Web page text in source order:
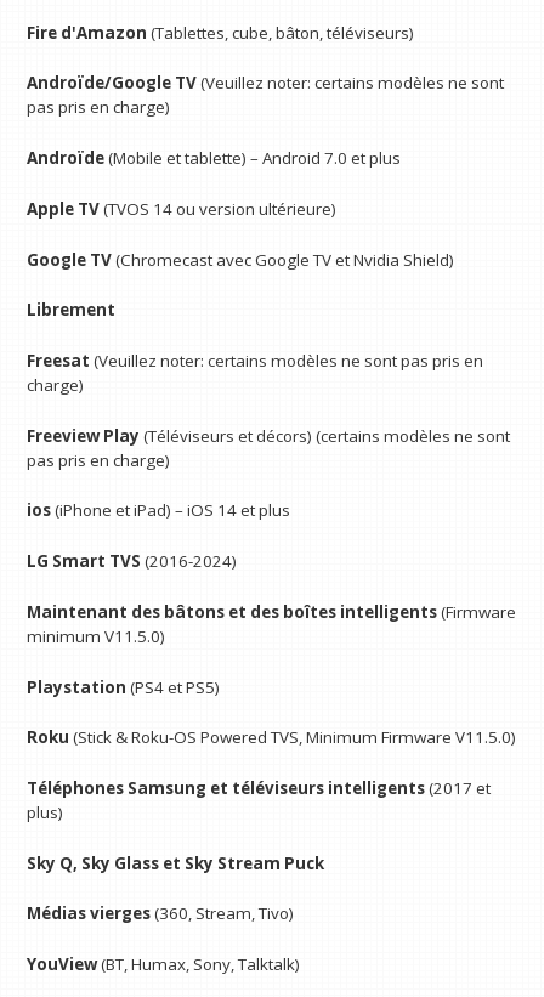
Fire d'Amazon (Tablettes, cube, bâton, téléviseurs)
Androïde/Google TV(Veuillez noter: certains modèles ne sont
pas pris en charge)
Androïde(Mobile et tablette) – Android 7.0 et plus
Apple TV(TVOS 14 ou version ultérieure)
Google TV(Chromecast avec Google TV et Nvidia Shield)
Librement
Freesat (Veuillez noter: certains modèles ne sont pas pris en
charge)
Freeview Play(Téléviseurs et décors) (certains modèles ne sont
pas pris en charge)
ios(iPhone et iPad) – iOS 14 et plus
LG Smart TVS (2016-2024)
Maintenant des bâtons et des boîtes intelligents(Firmware
minimum V11.5.0)
Playstation (PS4 et PS5)
Roku (Stick & Roku-OS Powered TVS, Minimum Firmware V11.5.0)
Téléphones Samsung et téléviseurs intelligents(2017 et
plus)
Sky Q, Sky Glass et Sky Stream Puck
Médias vierges(360, Stream, Tivo)
YouView(BT, Humax, Sony, Talktalk)